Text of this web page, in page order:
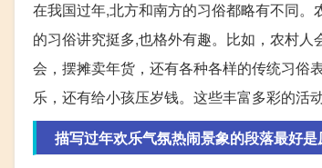
在我国过年,北方和南方的习俗都略有不同
的习俗讲究挺多,也格外有趣。比如，农村
会，摆摊卖年货，还有各种各样的传统习俗
乐，还有给小孩压岁钱。这些丰富多彩的活
描写过年欢乐气氛热闹景象的段落最好是